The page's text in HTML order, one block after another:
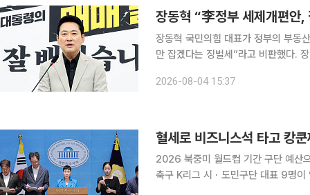
장동혁 “李정부 세제개편안,
장동혁 국민의힘 대표가 정부의 부동
만 잡겠다는 징벌세”라고 비판했다. 장 대표는 4일 국회에서 기자회견을 열고 “이재명 대통령은 장
2026-08-04 15:37
혈세로 비즈니스석 타고 캉
2026 북중미 월드컵 기간 구단 예산
축구 K리그 시ㆍ도민구단 대표 9명이 업무상 배